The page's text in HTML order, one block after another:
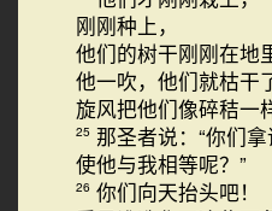
刚刚种上，
他们的树干刚刚在地
他一吹，他们就枯干
旋风把他们像碎秸一
25 那圣者说：“你们拿
使他与我相等呢？”
26 你们向天抬头吧！